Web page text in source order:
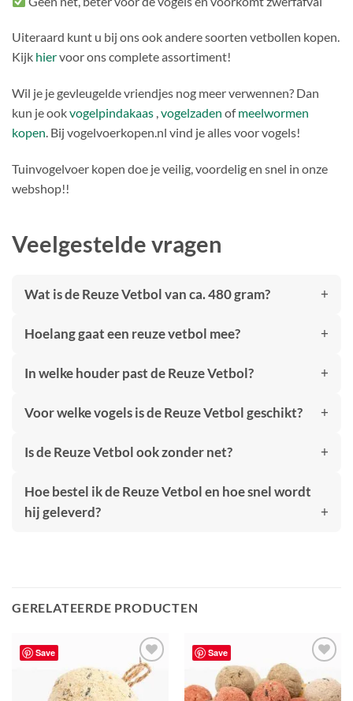
Uiteraard kunt u bij ons ook andere soorten vetbollen kopen.
Kijk hiervoor ons complete assortiment!
Wil je je gevleugelde vriendjes nog meer verwennen? Dan
kun je ookvogelpindakaas ,vogelzaden ofmeelwormen
kopen. Bij vogelvoerkopen.nl vind je alles voor vogels!
Tuinvogelvoer kopen doe je veilig, voordelig en snel in onze
webshop!!
Veelgestelde vragen
Wat is de Reuze Vetbol van ca. 480 gram?
Hoelang gaat een reuze vetbol mee?
In welke houder past de Reuze Vetbol?
Voor welke vogels is de Reuze Vetbol geschikt?
Is de Reuze Vetbol ook zonder net?
Hoe bestel ik de Reuze Vetbol en hoe snel wordt
hij geleverd?
GERELATEERDE PRODUCTEN
Save
Toevoegen
aan
verlanglijst
Save
Toevoegen
aan
verlanglijst